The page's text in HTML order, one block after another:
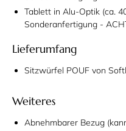
Tablett in Alu-Optik (ca.
Sonderanfertigung -
Lieferumfang
Sitzwürfel POUF von
Weiteres
Abnehmbarer Bezug